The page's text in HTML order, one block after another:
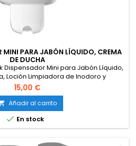
MINI PARA JABÓN LÍQUIDO, CREMA
DE DUCHA
Dispensador Mini para Jabón Líquido,
Loción Limpiadora de Inodoro y
Blanco, Compacto, Sistema de
S2 Económico, 561000.
15,00 €
Añadir al carrito
 En stock